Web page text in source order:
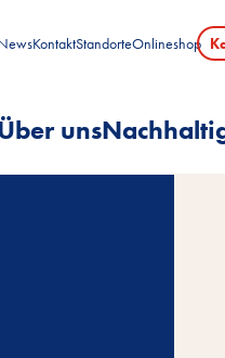
KontaktStandorteOnlineshop
uns